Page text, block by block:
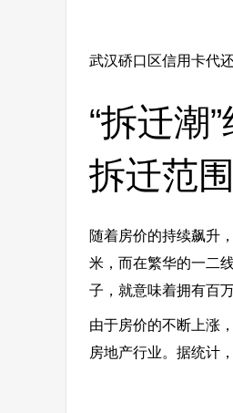
武汉硚口区信用卡代
“拆迁潮
拆迁范围
随着房价的持续飙升
米，而在繁华的一二
子，就意味着拥有百
由于房价的不断上涨
房地产行业。据统计